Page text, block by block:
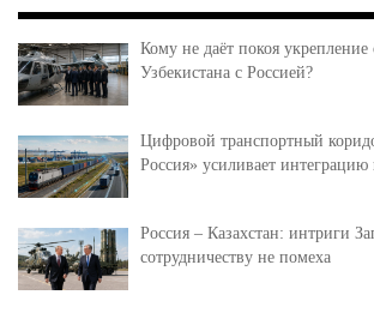
Кому не даёт покоя
Узбекистана с Россией?
Цифровой транспортный
Россия» усиливает интеграцию
Россия – Казахстан: интриги
сотрудничеству не помеха